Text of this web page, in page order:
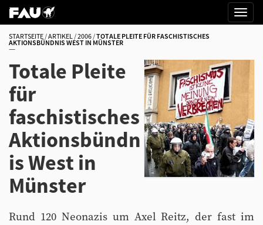
STARTSEITE ARTIKEL 2006 TOTALE PLEITE FÜR FASCHISTISCHES
AKTIONSBÜNDNIS WEST IN MÜNSTER
Totale Pleite
für
faschistisches
Aktionsbündn
is West in
Münster
Rund 120 Neonazis um Axel Reitz, der fast im